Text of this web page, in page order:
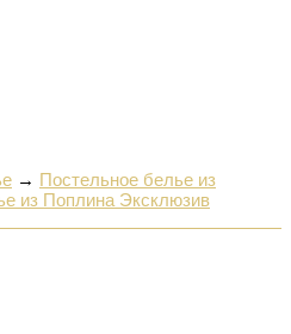
→ Постельное белье из
из Поплина Эксклюзив